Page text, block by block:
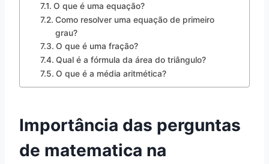
O que é uma equação?
Como resolver uma equação de primeiro
grau?
O que é uma fração?
Qual é a fórmula da área do triângulo?
O que é a média aritmética?
Importância das perguntas
de matematica na